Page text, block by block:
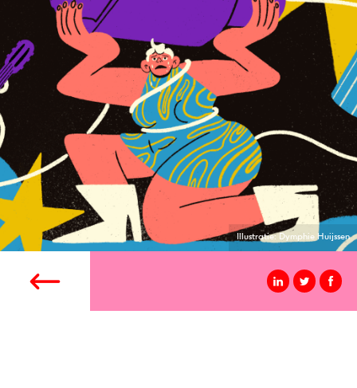
Illustratie: Dymphie Huijssen